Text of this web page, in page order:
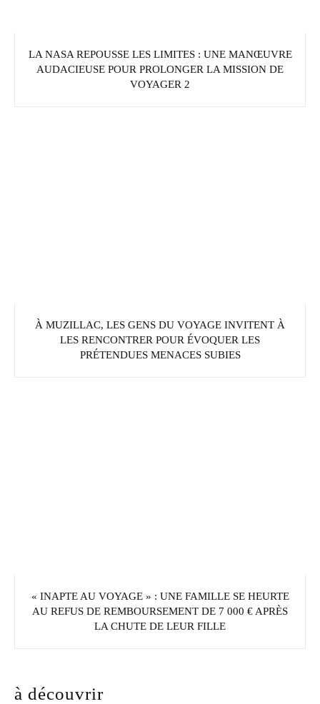
LA NASA REPOUSSE LES LIMITES : UNE MANŒUVRE
AUDACIEUSE POUR PROLONGER LA MISSION DE
VOYAGER 2
À MUZILLAC, LES GENS DU VOYAGE INVITENT À
LES RENCONTRER POUR ÉVOQUER LES
PRÉTENDUES MENACES SUBIES
« INAPTE AU VOYAGE » : UNE FAMILLE SE HEURTE
AU REFUS DE REMBOURSEMENT DE 7 000 € APRÈS
LA CHUTE DE LEUR FILLE
à découvrir